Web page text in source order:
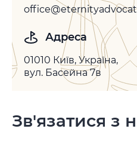
Адреса
01010 Київ, Україна,
вул. Басейна 7в
Зв'язатися з